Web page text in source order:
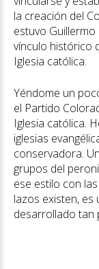
la creación del
estuvo
vínculo histórico
Iglesia católica.
Yéndome un
el Partido
Iglesia católica.
iglesias
conservadora.
grupos del
ese estilo con
lazos existen,
desarrollado tan